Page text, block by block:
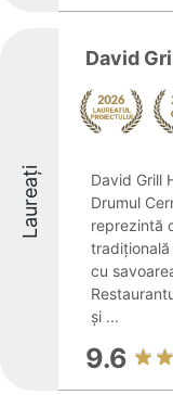
Laureați
David
David Grill
Drumul
reprezintă
tradițională
cu
și ...
9.6